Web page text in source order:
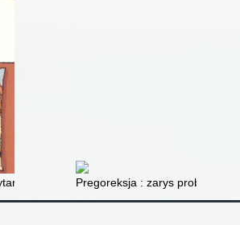
plan pokonania bulimii i eliminacji zaburzeń
Pregoreksja : zarys problemu